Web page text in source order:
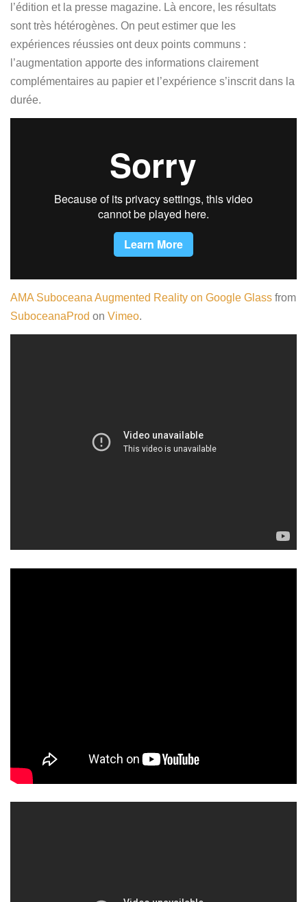
l’édition et la presse magazine. Là encore, les résultats
sont très hétérogènes. On peut estimer que les
expériences réussies ont deux points communs :
l’augmentation apporte des informations clairement
complémentaires au papier et l’expérience s’inscrit dans la
durée.
AMA Suboceana Augmented Reality on Google Glass from
SuboceanaProd on Vimeo.